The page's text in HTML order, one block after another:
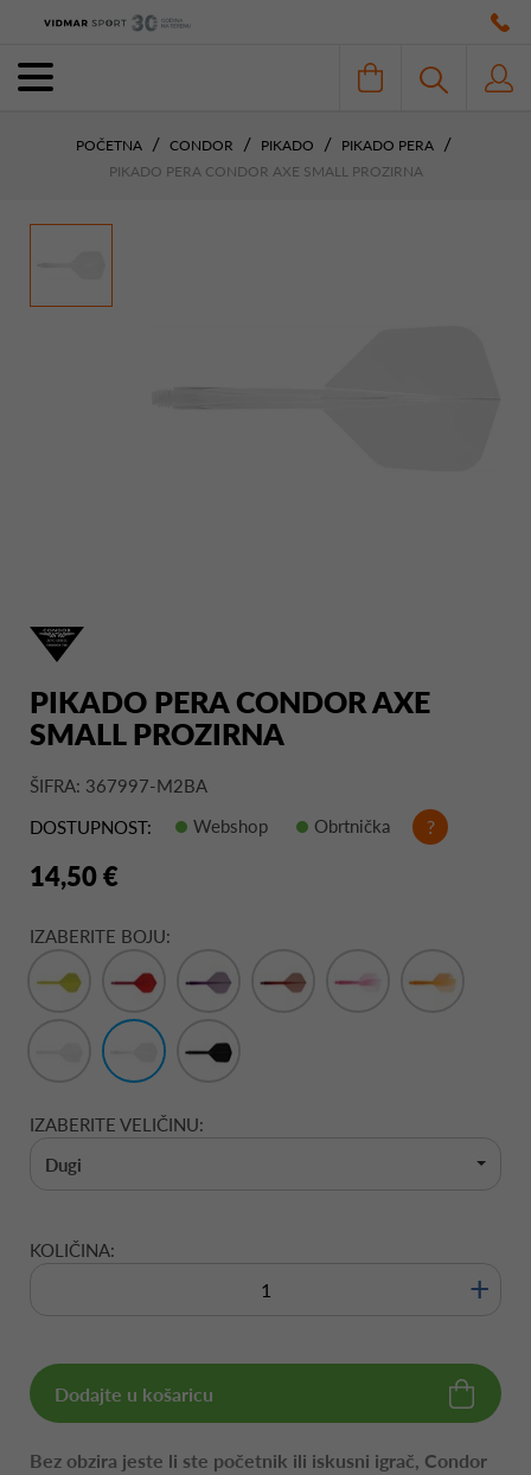
POČETNA CONDOR PIKADO
PIKADO PERA
PIKADO PERA CONDOR AXE SMALL PROZIRNA
PIKADO PERA CONDOR AXE
SMALL PROZIRNA
ŠIFRA: 367997-M2BA
DOSTUPNOST:
Webshop Obrtnička ?
14,50 €
IZABERITE BOJU:
IZABERITE VELIČINU:
Dugi
KOLIČINA:
+
Dodajte u košaricu
Bez obzira jeste li ste početnik ili iskusni igrač, Condor